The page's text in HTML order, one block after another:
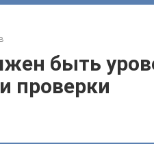
быть
проверки